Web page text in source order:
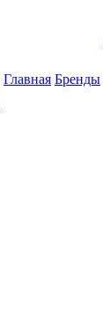
Главная Бренды